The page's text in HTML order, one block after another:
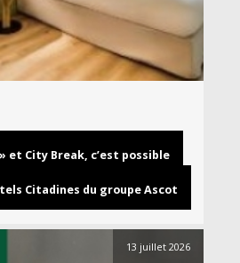
et City Break, c’est possible
Citadines du groupe Ascot
13 juillet 2026